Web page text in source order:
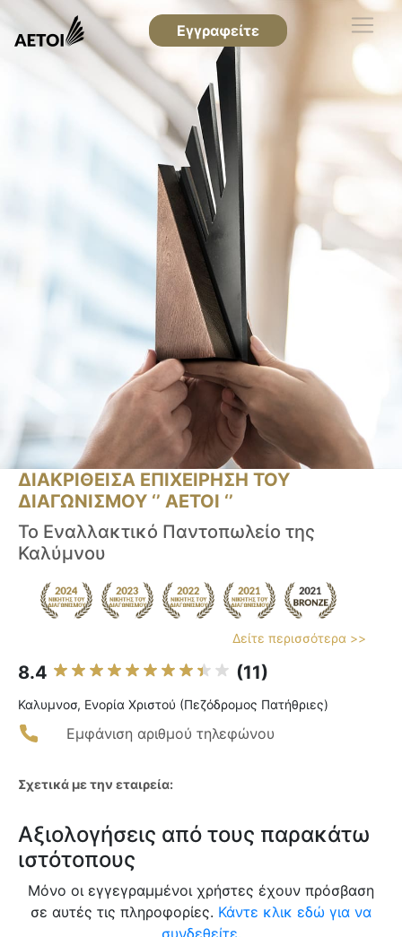
Εγγραφείτε
ΔΙΑΚΡΙΘΕΙΣΑ ΕΠΙΧΕΙΡΗΣΗ ΤΟΥ
ΔΙΑΓΩΝΙΣΜΟΥ ‘’ ΑΕΤΟΙ ‘’
Το Εναλλακτικό Παντοπωλείο της
Καλύμνου
Δείτε περισσότερα >>
8.4 (11)
Καλυμνοσ, Ενορία Χριστού (Πεζόδρομος Πατήθριες)
Εμφάνιση αριθμού τηλεφώνου
Σχετικά με την εταιρεία:
Αξιολογήσεις από τους παρακάτω
ιστότοπους
Μόνο οι εγγεγραμμένοι χρήστες έχουν πρόσβαση
σε αυτές τις πληροφορίες. Κάντε κλικ εδώ για να